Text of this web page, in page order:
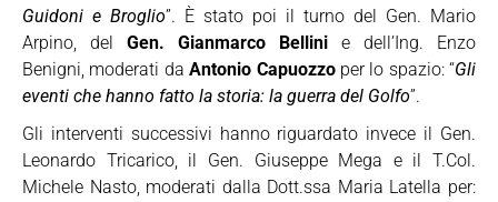
Guidoni e Broglio”. È stato poi il turno del Gen. Mario
Arpino, del Gen. Gianmarco Bellini e dell’Ing. Enzo
Benigni, moderati daAntonio Capuozzoper lo spazio: “Gli
eventi che hanno fatto la storia: la guerra del Golfo”.
Gli interventi successivi hanno riguardato invece il Gen.
Leonardo Tricarico, il Gen. Giuseppe Mega e il T.Col.
Michele Nasto, moderati dalla Dott.ssa Maria Latella per: